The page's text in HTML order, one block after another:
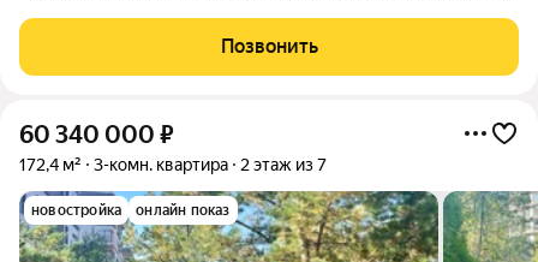
тех кто мечтал о загородной жизни и готов быть в центре
событий, бизнеса,
Позвонить
60 340 000 ₽
172,4 м² 3-комн. квартира 2 этаж из 7
новостройка онлайн показ